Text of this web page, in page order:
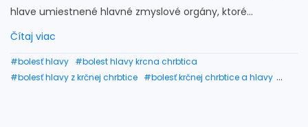
hlave umiestnené hlavné zmyslové orgány, ktoré...
Čítaj viac
#bolesť hlavy #bolest hlavy krcna chrbtica
#bolesť hlavy z krčnej chrbtice #bolesť krčnej chrbtice a hlavy